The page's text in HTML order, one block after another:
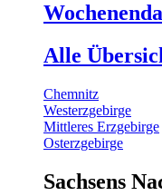
Alle
Chemnitz
Westerzgebirge
Mittleres Erzgebirge
Osterzgebirge
Sachsens